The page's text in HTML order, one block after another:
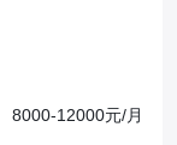
8000-12000元/月